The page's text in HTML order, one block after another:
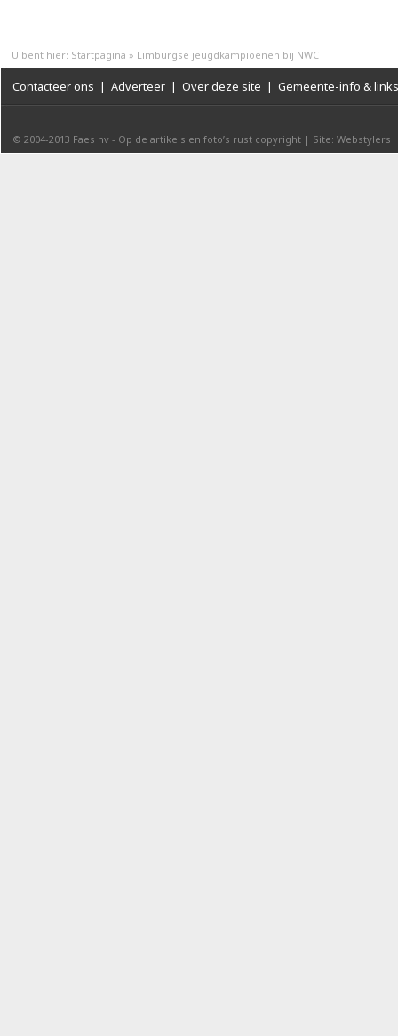
U bent hier: Startpagina » Limburgse jeugdkampioenen bij NWC
Contacteer ons | Adverteer | Over deze site | Gemeente-info & links
© 2004-2013 Faes nv - Op de artikels en foto’s rust copyright | Site: Webstylers